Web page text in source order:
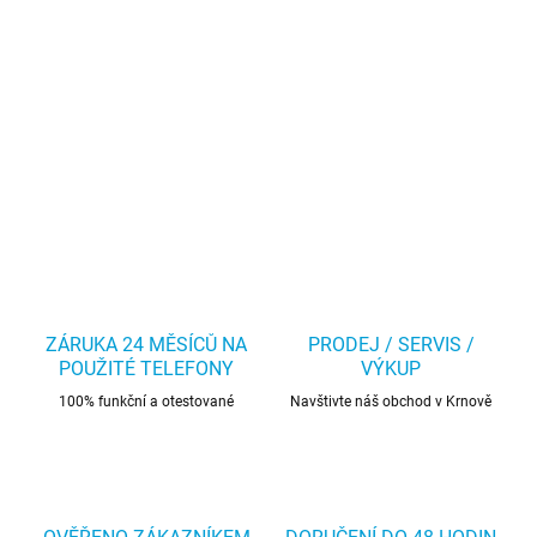
ZÁRUKA 24 MĚSÍCŮ NA
POUŽITÉ TELEFONY
100% funkční a otestované
PRODEJ / SERVIS /
VÝKUP
Navštivte náš obchod v Krnově